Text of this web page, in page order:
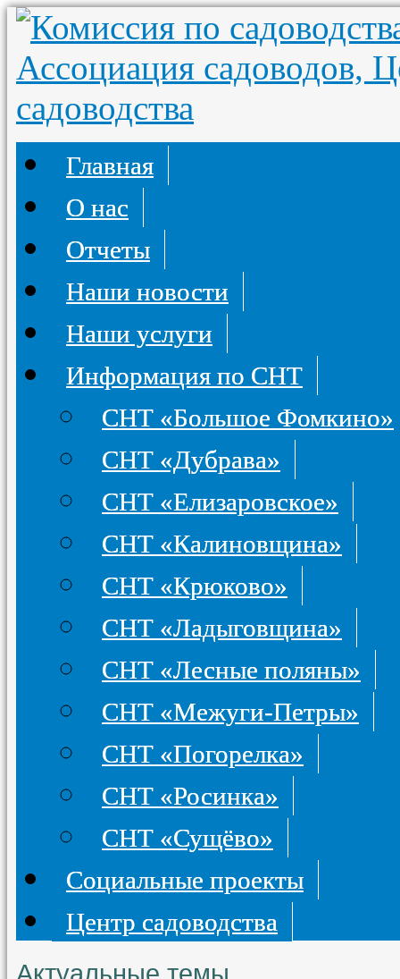
Главная
О нас
Отчеты
Наши новости
Наши услуги
Информация по СНТ
СНТ «Большое Фомкино»
СНТ «Дубрава»
СНТ «Елизаровское»
СНТ «Калиновщина»
СНТ «Крюково»
СНТ «Ладыговщина»
СНТ «Лесные поляны»
СНТ «Межуги-Петры»
СНТ «Погорелка»
СНТ «Росинка»
СНТ «Сущёво»
Социальные проекты
Центр садоводства